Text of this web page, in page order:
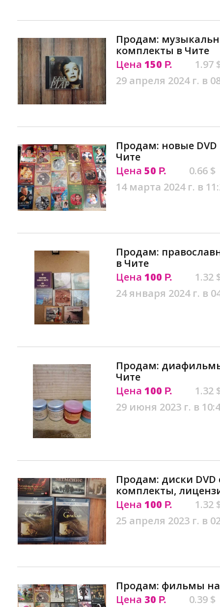
Продам:
комплекты в Чите
Цена 150 Р.
1.97
29 апреля 2024 г. в
Продам: новые DVD
Чите
Цена 50 Р.
0.66 $
14 марта 2024 г. в
Продам:
в Чите
Цена 100 Р.
1.32
24 января 2024 г. в
Продам:
Чите
Цена 100 Р.
1.32
29 июня 2023 г. в
Продам: диски
комплекты,
Цена 100 Р.
1.32
25 апреля 2023 г. в
Продам: фильмы на
Цена 30 Р.
0.39 $